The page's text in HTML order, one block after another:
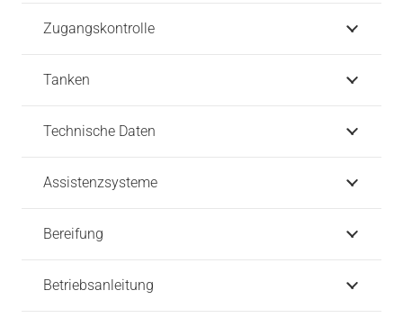
Zugangskontrolle
Tanken
Technische Daten
Assistenzsysteme
Bereifung
Betriebsanleitung